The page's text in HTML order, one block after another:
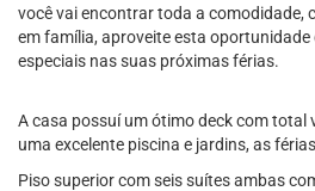
você vai encontrar toda a comodidade,
em família, aproveite esta
especiais nas suas próximas férias.
A casa possuí um ótimo deck com total
uma excelente piscina e jardins, as
Piso superior com seis suítes ambas